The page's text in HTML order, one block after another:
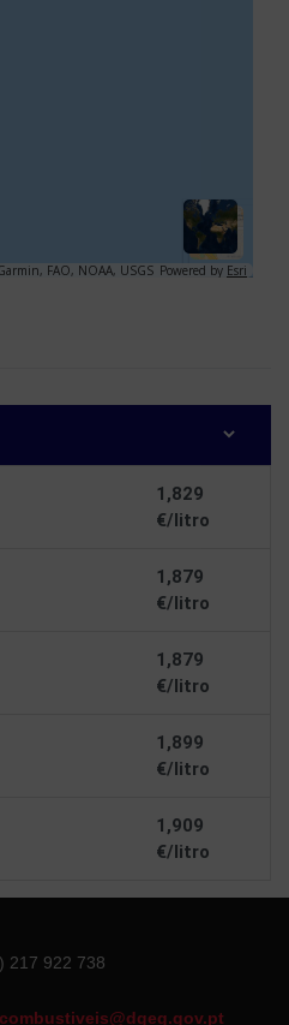
1,829
€/litro
1,879
€/litro
1,879
€/litro
1,899
€/litro
1,909
€/litro
217 922 738